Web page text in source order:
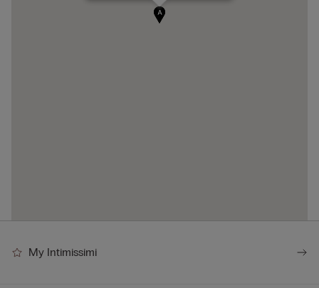
A
My Intimissimi